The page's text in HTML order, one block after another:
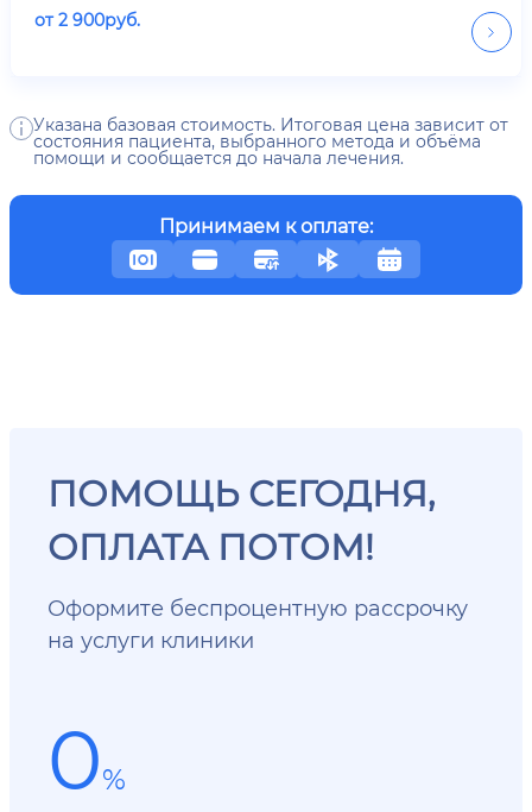
от2 900руб.
Указана базовая стоимость. Итоговая цена зависит от
состояния пациента, выбранного метода и объёма
помощи и сообщается до начала лечения.
Принимаем к оплате:
ПОМОЩЬ СЕГОДНЯ,
ОПЛАТА ПОТОМ!
Оформите беспроцентную рассрочку
на услуги клиники
0%